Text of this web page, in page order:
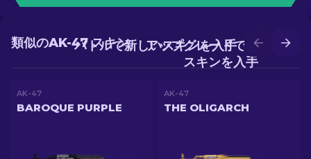
アップグレードでより良い
スキンを入手
バトルで新しいスキンを入手
類似のAK-47 スキン
AK-47
BAROQUE PURPLE
AK-47
THE OLIGARCH